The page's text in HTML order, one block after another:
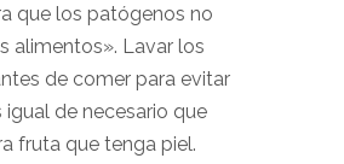
que los patógenos no
alimentos». Lavar los
de comer para evitar
igual de necesario que
fruta que tenga piel.